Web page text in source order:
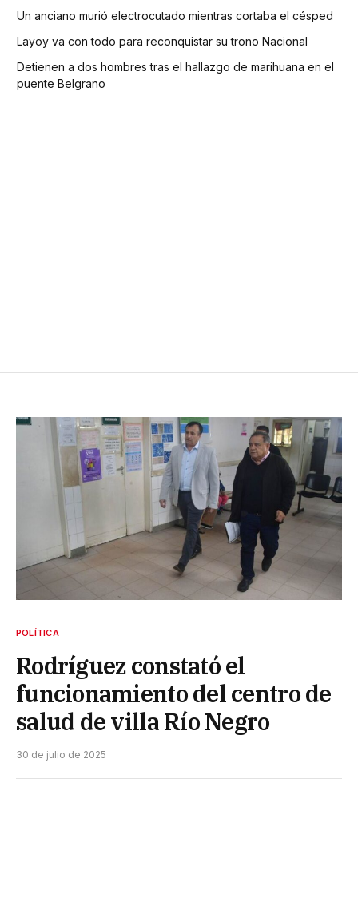
Un anciano murió electrocutado mientras cortaba el césped
Layoy va con todo para reconquistar su trono Nacional
Detienen a dos hombres tras el hallazgo de marihuana en el
puente Belgrano
POLÍTICA
Rodríguez constató el
funcionamiento del centro de
salud de villa Río Negro
30 de julio de 2025